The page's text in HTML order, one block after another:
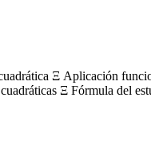
Ξ Aplicación
Ξ Fórmula del